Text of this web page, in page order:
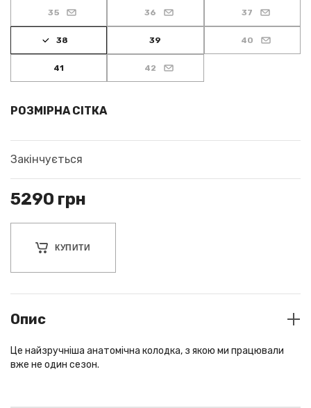
35 36 37
38 39 40
41 42
РОЗМІРНА СІТКА
Закінчується
5290 грн
КУПИТИ
Опис
Це найзручніша анатомічна колодка, з якою ми працювали
вже не один сезон.